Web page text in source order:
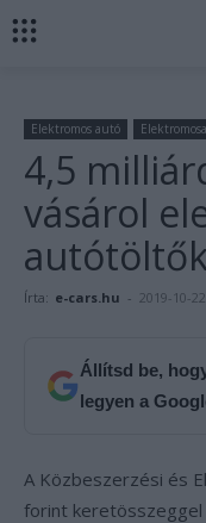
Elektromos autó
4,5
vásárol
Írta: e-cars.hu - 2019-10-22
Állítsd be,
legyen a
A Közbeszerzési és
forint